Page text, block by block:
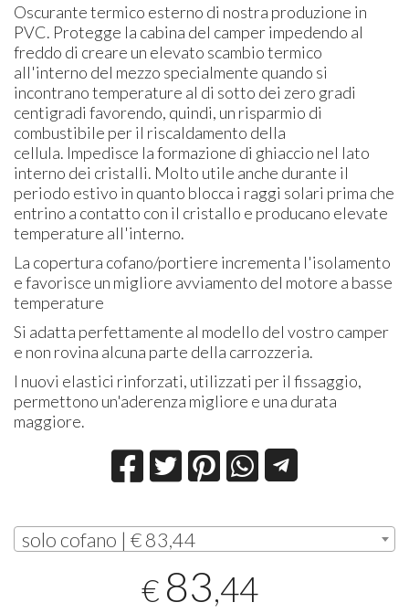
Oscurante termico esterno di nostra produzione in
PVC. Protegge la cabina del camper impedendo al
freddo di creare un elevato scambio termico
all'interno del mezzo specialmente quando si
incontrano temperature al di sotto dei zero gradi
centigradi favorendo, quindi, un risparmio di
combustibile per il riscaldamento della
cellula. Impedisce la formazione di ghiaccio nel lato
interno dei cristalli. Molto utile anche durante il
periodo estivo in quanto blocca i raggi solari prima che
entrino a contatto con il cristallo e producano elevate
temperature all'interno.
La copertura cofano/portiere incrementa l'isolamento
e favorisce un migliore avviamento del motore a basse
temperature
Si adatta perfettamente al modello del vostro camper
e non rovina alcuna parte della carrozzeria.
I nuovi elastici rinforzati, utilizzati per il fissaggio,
permettono un'aderenza migliore e una durata
maggiore.
solo cofano | € 83,44
€ 83,44